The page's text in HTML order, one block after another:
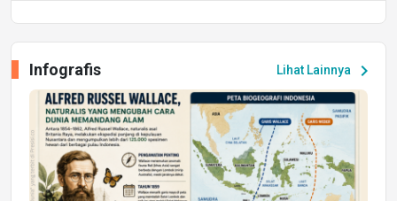
Peluang Kerja dan Magang
Jumat, 17 Jul 2026 22:30
DAERAH
Astra Motor Kalimantan Timur 2 Dukung
Mahasiswa Samarinda dalam Astra
Honda SDGs Future Leaders 2026
Lihat Lainnya chevron_right
Infografis